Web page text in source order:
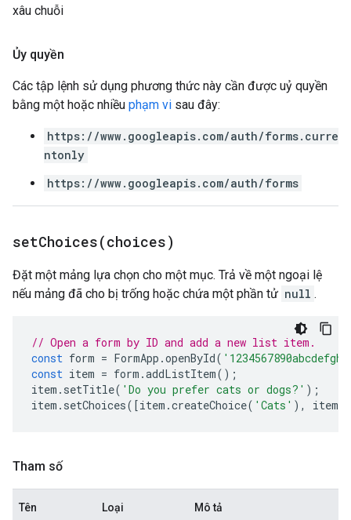
xâu chuỗi
Ủy quyền
Các tập lệnh sử dụng phương thức này cần được uỷ quyền
bằng một hoặc nhiều phạm vi sau đây:
https://www.googleapis.com/auth/forms.curre
ntonly
https://www.googleapis.com/auth/forms
setChoices(choices)
Đặt một mảng lựa chọn cho một mục. Trả về một ngoại lệ
nếu mảng đã cho bị trống hoặc chứa một phần tử null .
// Open a form by ID and add a new list item.
const form = FormApp .openById(
const item = form .addListItem();
item . setTitle( 'Do you prefer cats or dogs?' );
item . setChoices([item .createChoice( 'Cats' ), item
Tham số
Tên Loại Mô tả